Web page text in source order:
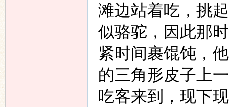
滩边站着吃，挑
似骆驼，因此那
紧时间裹馄饨，
的三角形皮子上
吃客来到，现下